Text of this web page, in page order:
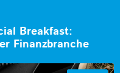
Breakfast:
Finanzbranche